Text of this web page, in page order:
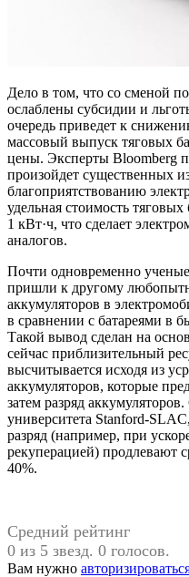
Дело в том, что со сменой
ослаблены субсидии и
очередь приведет к
массовый выпуск тяговых
цены. Эксперты Bloomberg
произойдет существенных
благоприятствованию
удельная стоимость тяговых
1 кВт·ч, что сделает
аналогов.
Почти одновременно
пришли к другому
аккумуляторов в
в сравнении с батареями в
Такой вывод сделан на
сейчас приблизительный
высчитывается исходя из
аккумуляторов, которые
затем разряд
университета Stanford-
разряд (например, при
рекуперацией) продлевают
40%.
Средний рейтинг
0 из 5 звезд. 0 голосов.
Вам нужно